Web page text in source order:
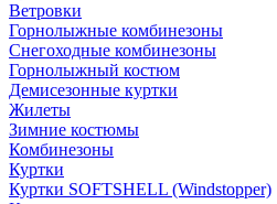
Ветровки
Горнолыжные комбинезоны
Снегоходные комбинезоны
Горнолыжный костюм
Демисезонные куртки
Жилеты
Зимние костюмы
Комбинезоны
Куртки
Куртки SOFTSHELL (Windstopper)